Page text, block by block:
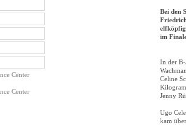
Bei den
im
In der
Celine
Jenny
Ugo
kam